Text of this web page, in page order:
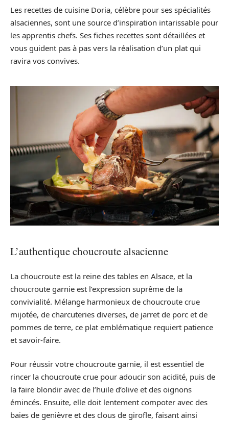
Les recettes de cuisine Doria, célèbre pour ses spécialités
alsaciennes, sont une source d’inspiration intarissable pour
les apprentis chefs. Ses fiches recettes sont détaillées et
vous guident pas à pas vers la réalisation d’un plat qui
ravira vos convives.
L’authentique choucroute alsacienne
La choucroute est la reine des tables en Alsace, et la
choucroute garnie est l’expression suprême de la
convivialité. Mélange harmonieux de choucroute crue
mijotée, de charcuteries diverses, de jarret de porc et de
pommes de terre, ce plat emblématique requiert patience
et savoir-faire.
Pour réussir votre choucroute garnie, il est essentiel de
rincer la choucroute crue pour adoucir son acidité, puis de
la faire blondir avec de l’huile d’olive et des oignons
émincés. Ensuite, elle doit lentement compoter avec des
baies de genièvre et des clous de girofle, faisant ainsi